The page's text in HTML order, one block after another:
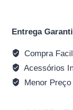
Entrega
Compra
Acessórios
Menor